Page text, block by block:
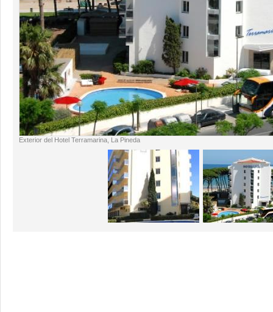
Exterior del Hotel Terramarina, La Pineda